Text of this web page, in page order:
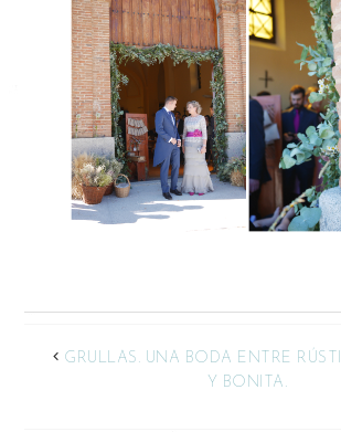
GRULLAS. UNA BODA ENTRE
Y BONITA.